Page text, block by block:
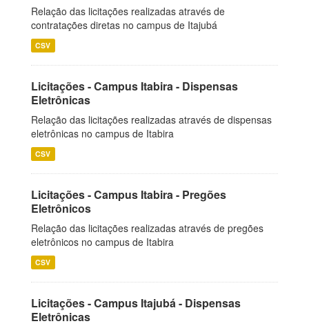
Relação das licitações realizadas através de
contratações diretas no campus de Itajubá
CSV
Licitações - Campus Itabira - Dispensas
Eletrônicas
Relação das licitações realizadas através de dispensas
eletrônicas no campus de Itabira
CSV
Licitações - Campus Itabira - Pregões
Eletrônicos
Relação das licitações realizadas através de pregões
eletrônicos no campus de Itabira
CSV
Licitações - Campus Itajubá - Dispensas
Eletrônicas